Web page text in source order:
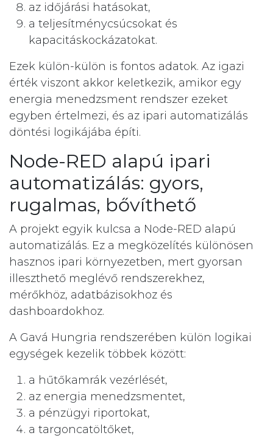
az időjárási hatásokat,
a teljesítménycsúcsokat és
kapacitáskockázatokat.
Ezek külön-külön is fontos adatok. Az igazi
érték viszont akkor keletkezik, amikor egy
energia menedzsment rendszer ezeket
egyben értelmezi, és az ipari automatizálás
döntési logikájába építi.
Node-RED alapú ipari
automatizálás: gyors,
rugalmas, bővíthető
A projekt egyik kulcsa a Node-RED alapú
automatizálás. Ez a megközelítés különösen
hasznos ipari környezetben, mert gyorsan
illeszthető meglévő rendszerekhez,
mérőkhöz, adatbázisokhoz és
dashboardokhoz.
A Gavá Hungria rendszerében külön logikai
egységek kezelik többek között:
a hűtőkamrák vezérlését,
az energia menedzsmentet,
a pénzügyi riportokat,
a targoncatöltőket,